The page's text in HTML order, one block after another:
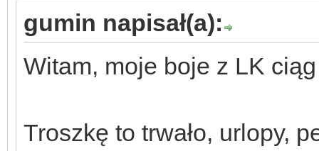
gumin napisał(a):
Witam, moje boje z LK
Troszkę to trwało, urlopy,